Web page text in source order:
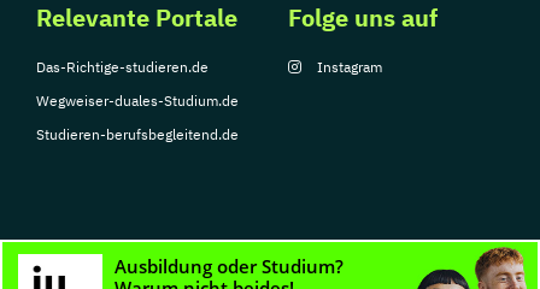
Relevante Portale
Das-Richtige-studieren.de
Wegweiser-duales-Studium.de
Studieren-berufsbegleitend.de
Folge uns auf
Instagram